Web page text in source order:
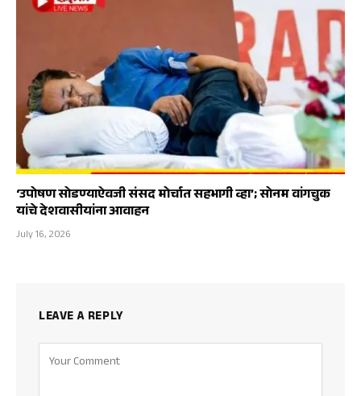
‘उपोषण सोडण्याऐवजी संसद मोर्चात सहभागी व्हा’; सोनम वांगचुक
यांचे देशवासीयांना आवाहन
July 16, 2026
LEAVE A REPLY